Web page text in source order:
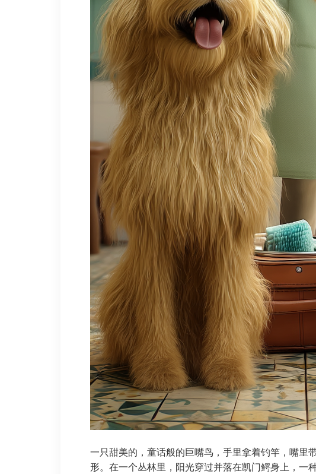
一只甜美的，童话般的巨嘴鸟，手里拿着钓竿，嘴里
形。在一个丛林里，阳光穿过并落在凯门鳄身上，一